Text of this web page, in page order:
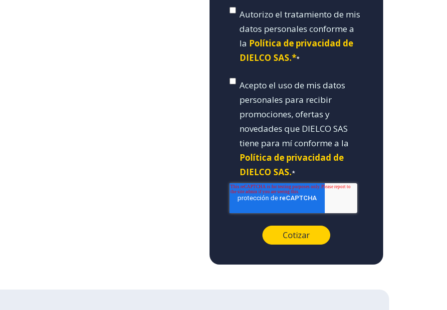
Autorizo el tratamiento de mis
datos personales conforme a
la Política de privacidad de
DIELCO SAS.**
Acepto el uso de mis datos
personales para recibir
promociones, ofertas y
novedades que DIELCO SAS
tiene para mí conforme a la
Política de privacidad de
DIELCO SAS.*